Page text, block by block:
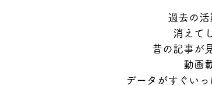
過去の
消えて
昔の記事が
動画
データがすぐい